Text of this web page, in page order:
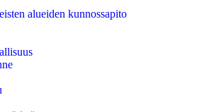
alueiden kunnossapito